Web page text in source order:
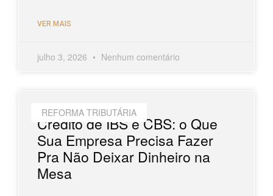
VER MAIS
julho 3, 2026 Nenhum comentário
REFORMA TRIBUTÁRIA
Crédito de IBS e CBS: o Que
Sua Empresa Precisa Fazer
Pra Não Deixar Dinheiro na
Mesa